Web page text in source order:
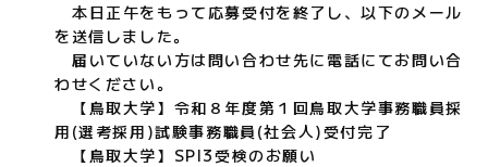
本日正午をもって応募受付を終了し、以下のメール
を送信しました。
届いていない方は問い合わせ先に電話にてお問い合
わせください。
【鳥取大学】令和８年度第１回鳥取大学事務職員採
用(選考採用)試験事務職員(社会人)受付完了
【鳥取大学】SPI3受検のお願い